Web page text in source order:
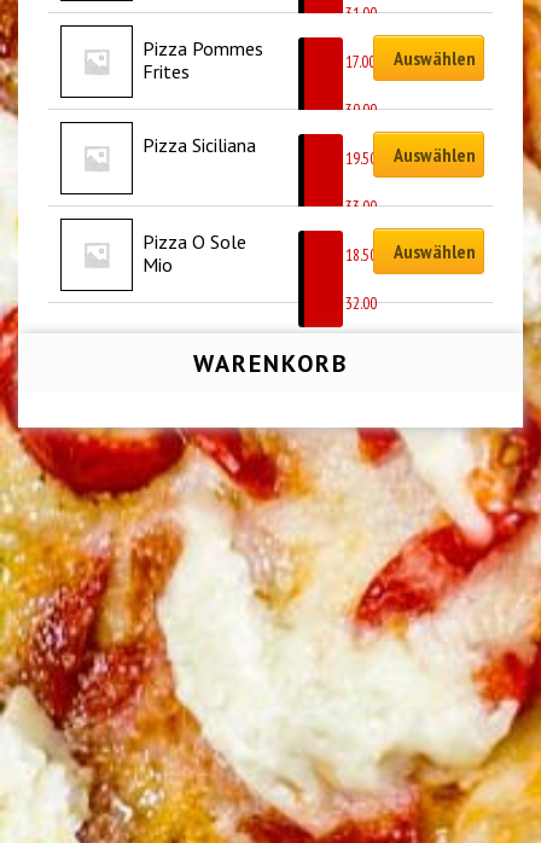
CHF31.00
Pizza Pommes
Frites
17.00
CHF30.00
Auswählen
Pizza Siciliana
19.50
CHF33.00
Auswählen
Pizza O Sole
Mio
18.50
32.00
Auswählen
WARENKORB